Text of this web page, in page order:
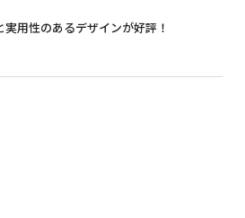
用性のあるデザインが好評！